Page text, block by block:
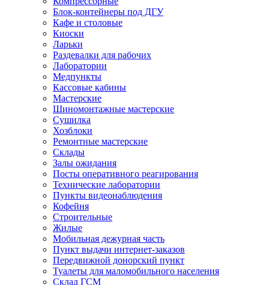
Блок-контейнеры под ДГУ
Кафе и столовые
Киоски
Ларьки
Раздевалки для рабочих
Лаборатории
Медпункты
Кассовые кабины
Мастерские
Шиномонтажные мастерские
Сушилка
Хозблоки
Ремонтные мастерские
Склады
Залы ожидания
Посты оперативного реагирования
Технические лаборатории
Пункты видеонаблюдения
Кофейня
Строительные
Жилые
Мобильная дежурная часть
Пункт выдачи интернет-заказов
Передвижной донорский пункт
Туалеты для маломобильного населения
Склад ГСМ